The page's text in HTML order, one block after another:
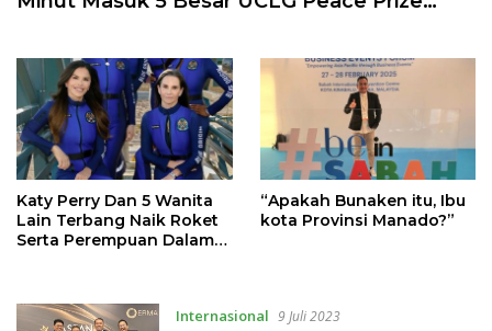
Katy Perry Dan 5 Wanita
Lain Terbang Naik Roket
Serta Perempuan Dalam
“Apakah Bunaken itu, Ibu
kota Provinsi Manado?”
Internasional 9 Juli 2023